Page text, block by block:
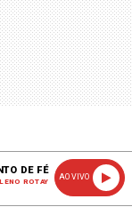
DE FÉ
ROTAY
AO VIVO